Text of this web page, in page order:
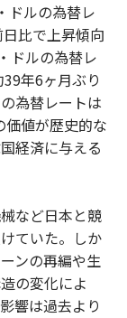
ドルの為替レ
比で上昇傾向
ドルの為替レ
年6ヶ月ぶり
為替レートは
値が歴史的な
経済に与える
など日本と競
ていた。しか
ンの再編や生
の変化によ
響は過去より